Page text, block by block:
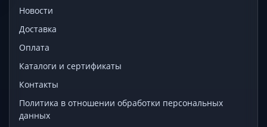
Новости
Доставка
Оплата
Каталоги и сертификаты
Контакты
Политика в отношении обработки персональных
данных